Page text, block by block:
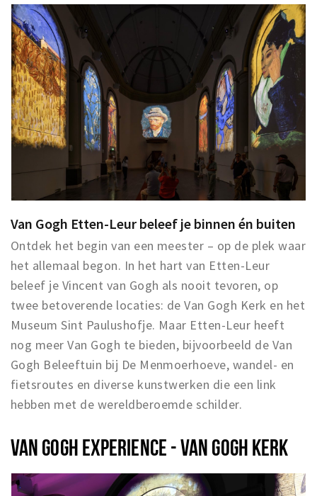
Woonruimte
Inschrijven gemeente
Zorgverzekering
Huisarts en eerste hulp
Q&A
KORTING
Breda Student Shop
Draai aan het rad!
Sport
Nieuws
Agenda
Bezienswaardigheden
Musea, theaters & podia
Uitjes & activiteiten
Studentenroutes
Natuurgebieden
Eten
Slapen
Van Gogh Etten-Leur beleef je binnen én buiten
Ontdek het begin van een meester – op de plek waar
het allemaal begon. In het hart van Etten-Leur
beleef je Vincent van Gogh als nooit tevoren, op
twee betoverende locaties: de Van Gogh Kerk en het
Museum Sint Paulushofje. Maar Etten-Leur heeft
nog meer Van Gogh te bieden, bijvoorbeeld de Van
Gogh Beleeftuin bij De Menmoerhoeve, wandel- en
fietsroutes en diverse kunstwerken die een link
hebben met de wereldberoemde schilder.
VAN GOGH EXPERIENCE - VAN GOGH KERK